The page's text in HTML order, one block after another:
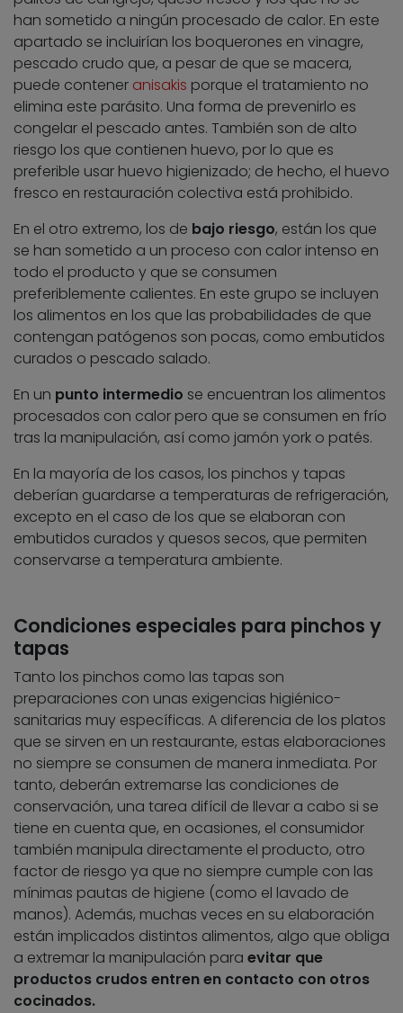
han sometido a ningún procesado de calor. En este
apartado se incluirían los boquerones en vinagre,
pescado crudo que, a pesar de que se macera,
puede contener anisakis porque el tratamiento no
elimina este parásito. Una forma de prevenirlo es
congelar el pescado antes. También son de alto
riesgo los que contienen huevo, por lo que es
preferible usar huevo higienizado; de hecho, el huevo
fresco en restauración colectiva está prohibido.
En el otro extremo, los de bajo riesgo, están los que
se han sometido a un proceso con calor intenso en
todo el producto y que se consumen
preferiblemente calientes. En este grupo se incluyen
los alimentos en los que las probabilidades de que
contengan patógenos son pocas, como embutidos
curados o pescado salado.
En un punto intermedio se encuentran los alimentos
procesados con calor pero que se consumen en frío
tras la manipulación, así como jamón york o patés.
En la mayoría de los casos, los pinchos y tapas
deberían guardarse a temperaturas de refrigeración,
excepto en el caso de los que se elaboran con
embutidos curados y quesos secos, que permiten
conservarse a temperatura ambiente.
Condiciones especiales para pinchos y
tapas
Tanto los pinchos como las tapas son
preparaciones con unas exigencias higiénico-
sanitarias muy específicas. A diferencia de los platos
que se sirven en un restaurante, estas elaboraciones
no siempre se consumen de manera inmediata. Por
tanto, deberán extremarse las condiciones de
conservación, una tarea difícil de llevar a cabo si se
tiene en cuenta que, en ocasiones, el consumidor
también manipula directamente el producto, otro
factor de riesgo ya que no siempre cumple con las
mínimas pautas de higiene (como el lavado de
manos). Además, muchas veces en su elaboración
están implicados distintos alimentos, algo que obliga
a extremar la manipulación para evitar que
productos crudos entren en contacto con otros
cocinados.